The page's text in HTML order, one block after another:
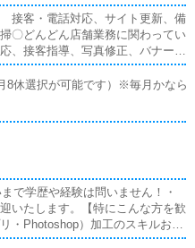
給26～32万円＋通勤手当＋達成
能！アルバイト／時給1300円以上
も可能です！
接客・電話対応、サイト更新、備
〇どんどん店舗業務に関わってい
、接客指導、写真修正、バナー発
に関わる業務に積極的に関わるこ
で、最短距離で。 店舗展開中の
のオープンに関わる機会もたくさ
8休選択が可能です）※毎月かなら
で学歴や経験は問いません！・
いたします。【特にこんな方を歓
・Photoshop）加工のスキルお持
が得意な方・風俗業界でなくて